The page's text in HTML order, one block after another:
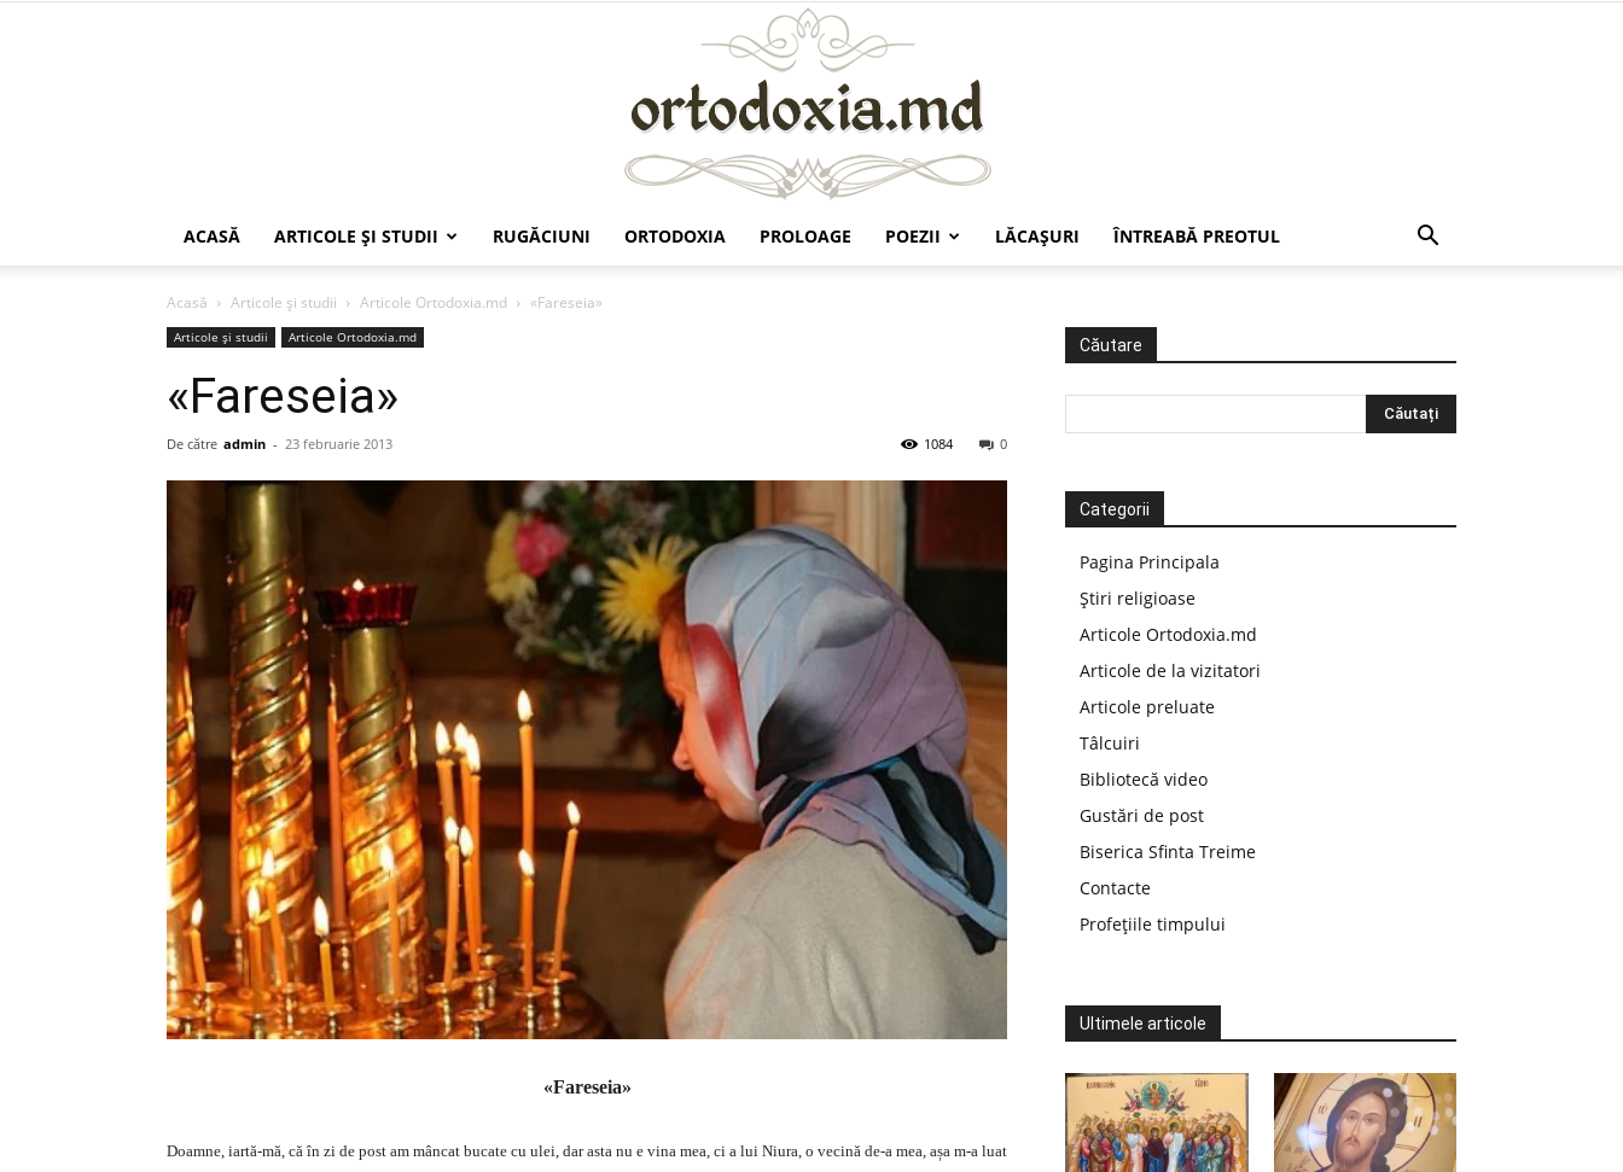
ACASĂ ARTICOLE ŞI STUDII RUGĂCIUNI ORTODOXIA PROLOAGE POEZII LĂCAŞURI ÎNTREABĂ PREOTUL
Acasă Articole şi studii Articole Ortodoxia.md «Fareseia»
Articole şi studii Articole Ortodoxia.md
«Fareseia»
De către admin - 23 februarie 2013 0
1084
«Fareseia»
Doamne, iartă-mă, că în zi de post am mâncat bucate cu ulei, dar asta nu e vina mea, ci a lui Niura, o vecină de-a mea, așa m-a luat
Căutare
Categorii
Pagina Principala
Știri religioase
Articole Ortodoxia.md
Articole de la vizitatori
Articole preluate
Tâlcuiri
Bibliotecă video
Gustări de post
Biserica Sfinta Treime
Contacte
Profețiile timpului
Ultimele articole